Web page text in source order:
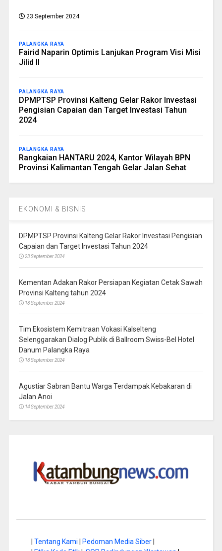
23 September 2024
PALANGKA RAYA
Fairid Naparin Optimis Lanjukan Program Visi Misi
Jilid II
PALANGKA RAYA
DPMPTSP Provinsi Kalteng Gelar Rakor Investasi
Pengisian Capaian dan Target Investasi Tahun
2024
PALANGKA RAYA
Rangkaian HANTARU 2024, Kantor Wilayah BPN
Provinsi Kalimantan Tengah Gelar Jalan Sehat
EKONOMI & BISNIS
DPMPTSP Provinsi Kalteng Gelar Rakor Investasi Pengisian
Capaian dan Target Investasi Tahun 2024
23 September 2024
Kementan Adakan Rakor Persiapan Kegiatan Cetak Sawah
Provinsi Kalteng tahun 2024
18 September 2024
Tim Ekosistem Kemitraan Vokasi Kalselteng
Selenggarakan Dialog Publik di Ballroom Swiss-Bel Hotel
Danum Palangka Raya
18 September 2024
Agustiar Sabran Bantu Warga Terdampak Kebakaran di
Jalan Anoi
14 September 2024
Tentang Kami Pedoman Media Siber|